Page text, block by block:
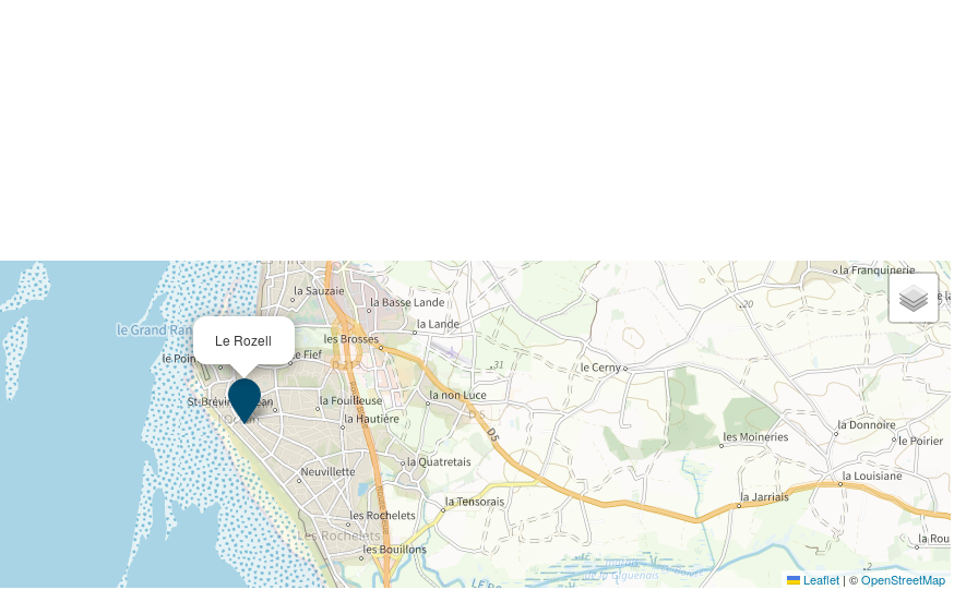
Le Rozell
Leaflet |©OpenStreetMap